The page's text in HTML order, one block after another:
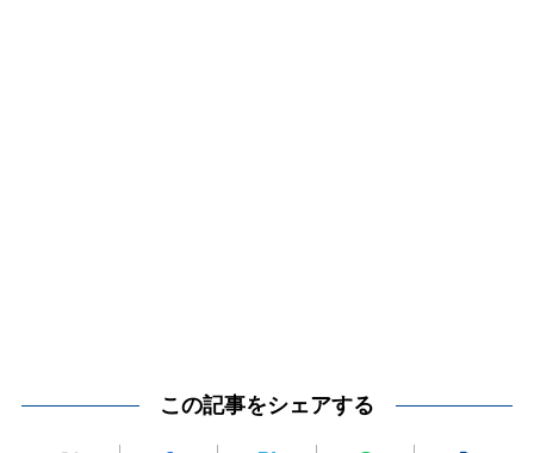
この記事をシェアする